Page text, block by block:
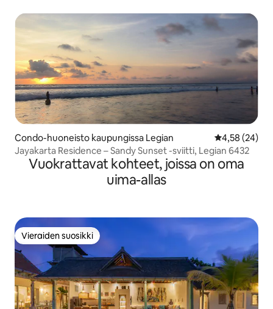
Condo-huoneisto kaupungissa Legian
4,58 (24)
Jayakarta Residence – Sandy Sunset -sviitti, Legian 6432
Vuokrattavat kohteet, joissa on oma
uima-allas
Vieraiden suosikki
Vieraiden suosikki